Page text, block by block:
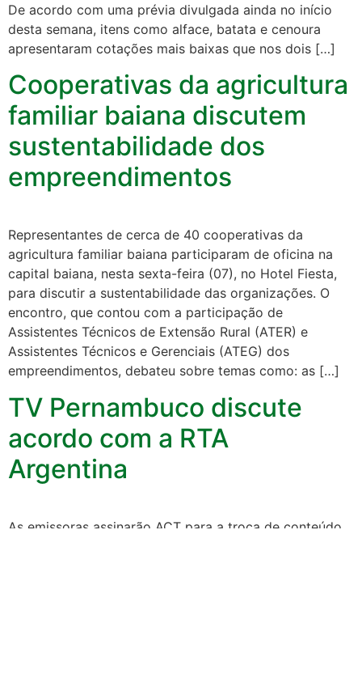
De acordo com uma prévia divulgada ainda no início
desta semana, itens como alface, batata e cenoura
apresentaram cotações mais baixas que nos dois […]
Cooperativas da agricultura
familiar baiana discutem
sustentabilidade dos
empreendimentos
Representantes de cerca de 40 cooperativas da
agricultura familiar baiana participaram de oficina na
capital baiana, nesta sexta-feira (07), no Hotel Fiesta,
para discutir a sustentabilidade das organizações. O
encontro, que contou com a participação de
Assistentes Técnicos de Extensão Rural (ATER) e
Assistentes Técnicos e Gerenciais (ATEG) dos
empreendimentos, debateu sobre temas como: as […]
TV Pernambuco discute
acordo com a RTA
Argentina
As emissoras assinarão ACT para a troca de conteúdo